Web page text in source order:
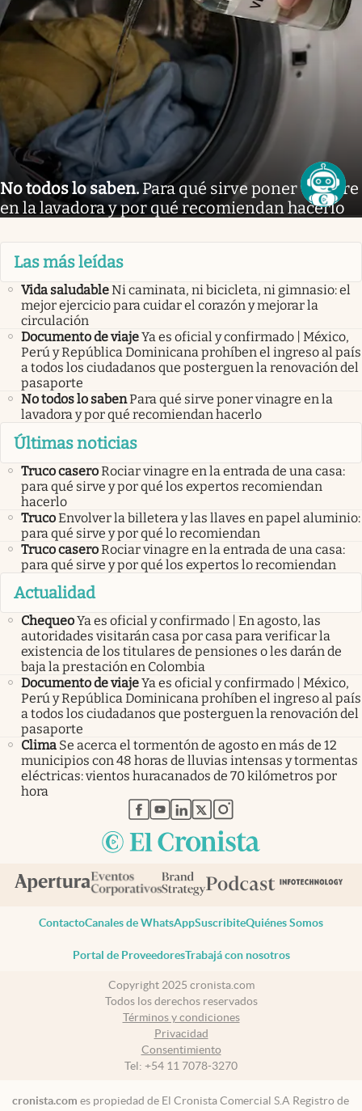
No todos lo saben. Para qué sirve poner vinagre
en la lavadora y por qué recomiendan hacerlo
Las más leídas
Vida saludableNi caminata, ni bicicleta, ni gimnasio: el
mejor ejercicio para cuidar el corazón y mejorar la
circulación
Documento de viajeYa es oficial y confirmado | México,
Perú y República Dominicana prohíben el ingreso al país
a todos los ciudadanos que posterguen la renovación del
pasaporte
No todos lo sabenPara qué sirve poner vinagre en la
lavadora y por qué recomiendan hacerlo
Últimas noticias
Truco caseroRociar vinagre en la entrada de una casa:
para qué sirve y por qué los expertos recomiendan
hacerlo
TrucoEnvolver la billetera y las llaves en papel aluminio:
para qué sirve y por qué lo recomiendan
Truco caseroRociar vinagre en la entrada de una casa:
para qué sirve y por qué los expertos lo recomiendan
Actualidad
ChequeoYa es oficial y confirmado | En agosto, las
autoridades visitarán casa por casa para verificar la
existencia de los titulares de pensiones o les darán de
baja la prestación en Colombia
Documento de viajeYa es oficial y confirmado | México,
Perú y República Dominicana prohíben el ingreso al país
a todos los ciudadanos que posterguen la renovación del
pasaporte
Clima Se acerca el tormentón de agosto en más de 12
municipios con 48 horas de lluvias intensas y tormentas
eléctricas: vientos huracanados de 70 kilómetros por
hora
abre en nueva pestaña
abre en nueva pestaña
abre en nueva pestaña
abre en nueva pestaña
abre en nueva pestaña
ContactoCanales de WhatsAppSuscribiteQuiénes Somos
Portal de ProveedoresTrabajá con nosotros
Copyright 2025 cronista.com
Todos los derechos reservados
Términos y condiciones
Privacidad
Consentimiento
Tel: +54 11 7078-3270
cronista.com es propiedad de El Cronista Comercial S.A Registro de